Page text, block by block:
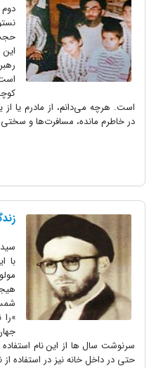
دوم
این
است. هرچه می‌دانم، از مادرم یا از
در خاطرم مانده، مسافرت‌ها و
سید
با
»را
سرنوشت ‌سال ها از این نام استفاده
حتی در داخل خانه نیز در استفاده از